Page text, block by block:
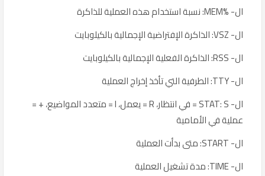
ال- %MEM: نسبة استخدام هذه العملية للذاكرة
ال- VSZ: الذاكرة الإفتراضية الإجمالية بالكيلوبايت
ال- RSS: الذاكرة الفعلية الإجمالية بالكيلوبايت
ال- TTY: الطرفية التي تأخذ إخراج العملية
ال- STAT: S = في انتظار، R = يعمل، l = متعدد المواضيع، + =
عملية في الأمامية
ال- START: متى بدأت العملية
ال- TIME: مدة تشغيل العملية